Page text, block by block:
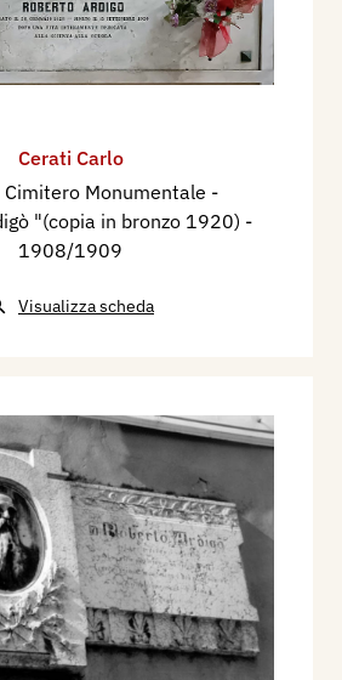
Cerati Carlo
Cimitero Monumentale -
"(copia in bronzo 1920) -
1908/1909
Visualizza scheda